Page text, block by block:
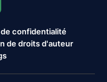
confidentialité
de droits d'auteur